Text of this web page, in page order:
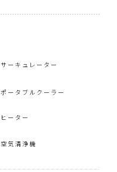
サーキュレーター
ポータブルクーラー
ヒーター
空気清浄機